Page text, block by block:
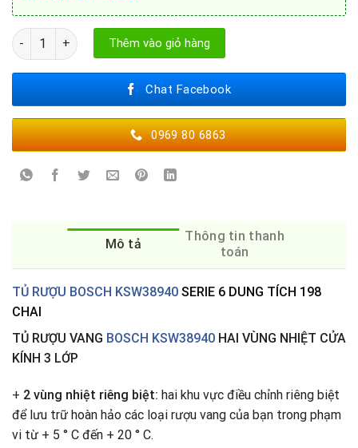
TỦ RƯỢU BOSCH KSW38940 số lượng
Thêm vào giỏ hàng
Chat Facebook
0969 80 6863
Mô tả
Thông tin thanh
toán
TỦ RƯỢU BOSCH KSW38940 SERIE 6 DUNG TÍCH 198
CHAI
TỦ RƯỢU VANG BOSCH KSW38940 HAI VÙNG NHIỆT CỬA
KÍNH 3 LỚP
+ 2 vùng nhiệt riêng biệt: hai khu vực điều chỉnh riêng biệt
để lưu trữ hoàn hảo các loại rượu vang của bạn trong phạm
vi từ + 5 ° C đến + 20 ° C.